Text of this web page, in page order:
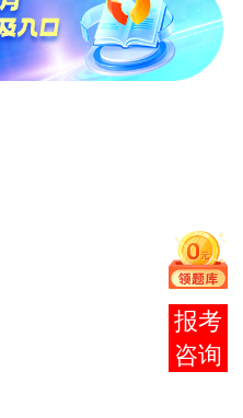
在线
客服